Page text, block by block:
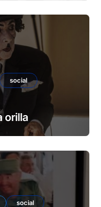
social
orilla
social